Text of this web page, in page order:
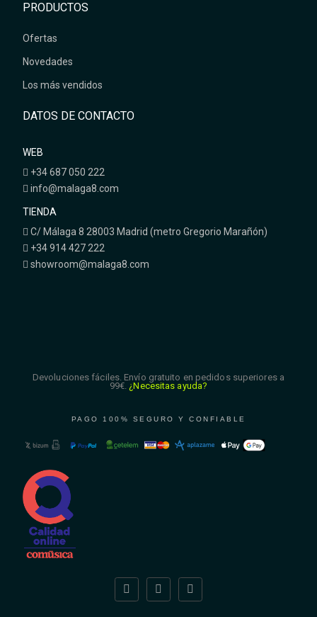
PRODUCTOS
Ofertas
Novedades
Los más vendidos
DATOS DE CONTACTO
WEB
+34 687 050 222
info@malaga8.com
TIENDA
C/ Málaga 8 28003 Madrid (metro Gregorio Marañón)
+34 914 427 222
showroom@malaga8.com
Devoluciones fáciles. Envío gratuito en pedidos superiores a
99€. ¿Necesitas ayuda?
PAGO 100% SEGURO Y CONFIABLE